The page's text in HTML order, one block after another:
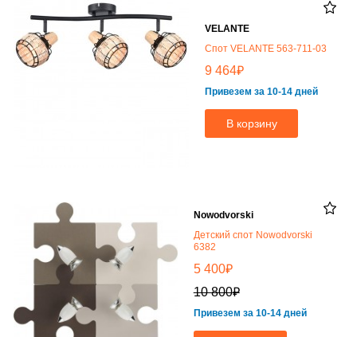
VELANTE
Спот VELANTE 563-711-03
9 464₽
Привезем за 10-14 дней
В корзину
Nowodvorski
Детский спот Nowodvorski
6382
5 400₽
10 800₽
Привезем за 10-14 дней